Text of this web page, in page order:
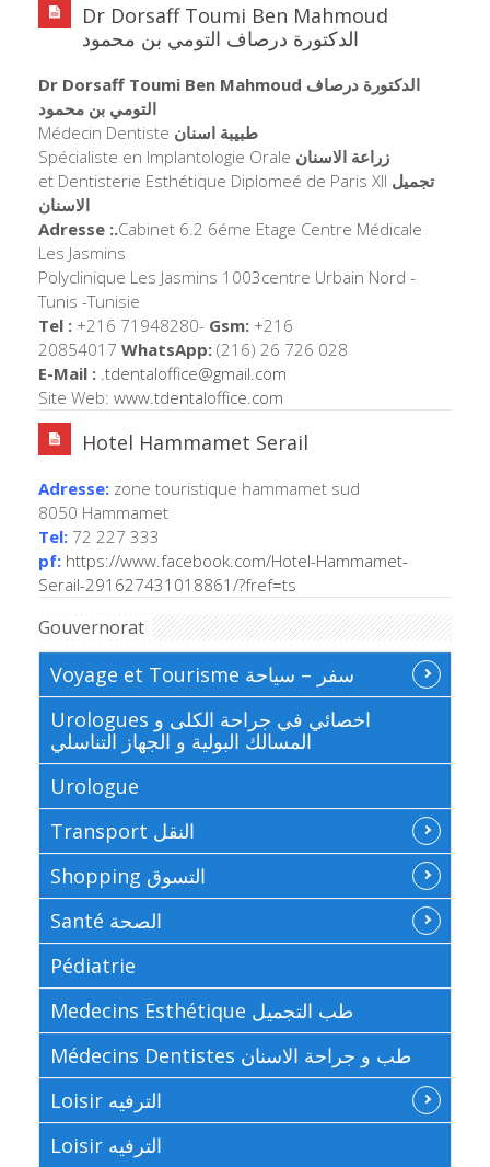
Dr Dorsaff Toumi Ben Mahmoud
الدكتورة درصاف التومي بن محمود
Dr Dorsaff Toumi Ben Mahmoud الدكتورة درصاف
التومي بن محمود
Médecin Dentiste طبيبة اسنان
Spécialiste en Implantologie Orale زراعة الاسنان
et Dentisterie Esthétique Diplomeé de Paris XII تجميل
الاسنان
Adresse :.Cabinet 6.2 6éme Etage Centre Médicale
Les Jasmins
Polyclinique Les Jasmins 1003centre Urbain Nord -
Tunis -Tunisie
Tel : +216 71948280- Gsm: +216
20854017 WhatsApp: (216) 26 726 028
E-Mail : .tdentaloffice@gmail.com
Site Web: www.tdentaloffice.com
Hotel Hammamet Serail
Adresse: zone touristique hammamet sud
8050 Hammamet
Tel: 72 227 333
pf: https://www.facebook.com/Hotel-Hammamet-
Serail-291627431018861/?fref=ts
Gouvernorat
Voyage et Tourisme سفر – سياحة
Urologues اخصائي في جراحة الكلى و
المسالك البولية و الجهاز التناسلي
Urologue
Transport النقل
Shopping التسوق
Santé الصحة
Pédiatrie
Medecins Esthétique طب التجميل
Médecins Dentistes طب و جراحة الاسنان
Loisir الترفيه
Loisir الترفيه